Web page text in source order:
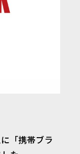
「携帯ブラ